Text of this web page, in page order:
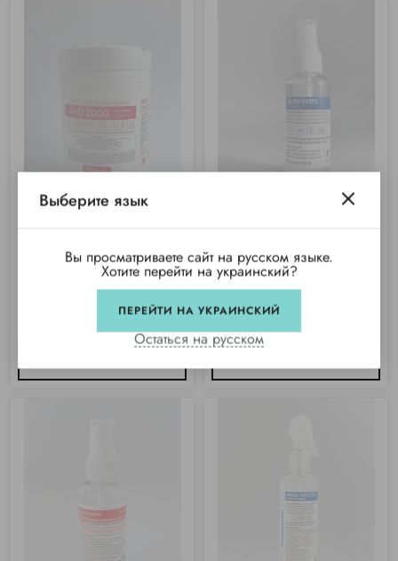
Купили 375 раз
распылителем, синий (аналог
Бланидас 2000 экспресс) (60мл)
Купили 225 раз
Нет в наличии
Выберите язык
Вы просматриваете сайт на русском языке.
Хотите перейти на украинский?
ПЕРЕЙТИ НА УКРАИНСКИЙ
Остаться на русском